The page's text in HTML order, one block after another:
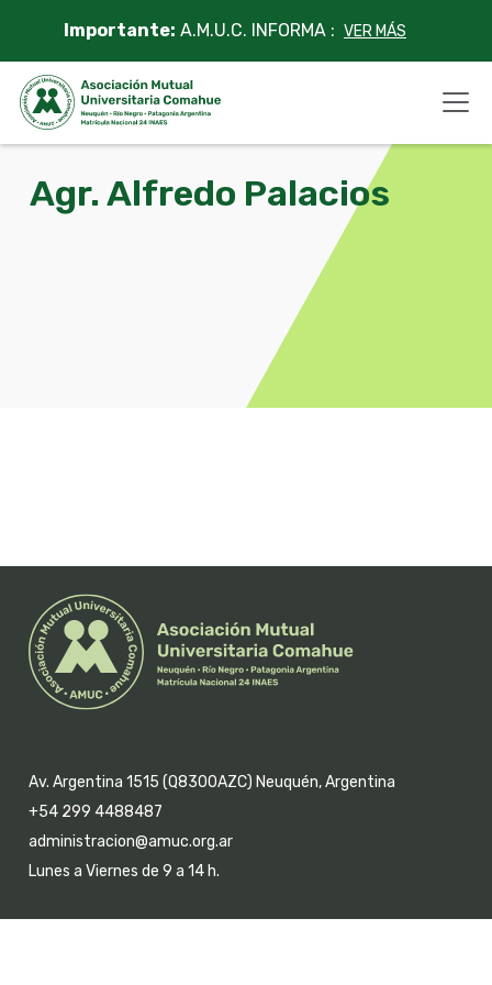
content
Importante: A.M.U.C. INFORMA : VER MÁS
Agr. Alfredo Palacios
Av. Argentina 1515 (Q8300AZC) Neuquén, Argentina
+54 299 4488487
administracion@amuc.org.ar
Lunes a Viernes de 9 a 14 h.